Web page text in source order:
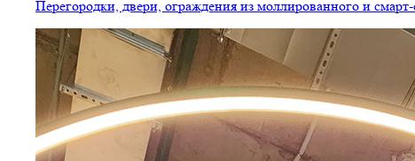
Перегородки, двери, ограждения из моллированного и